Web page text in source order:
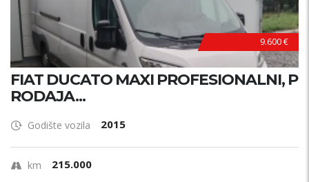
9.600 €
FIAT DUCATO MAXI PROFESIONALNI, P
RODAJA...
Godište vozila 2015
km 215.000